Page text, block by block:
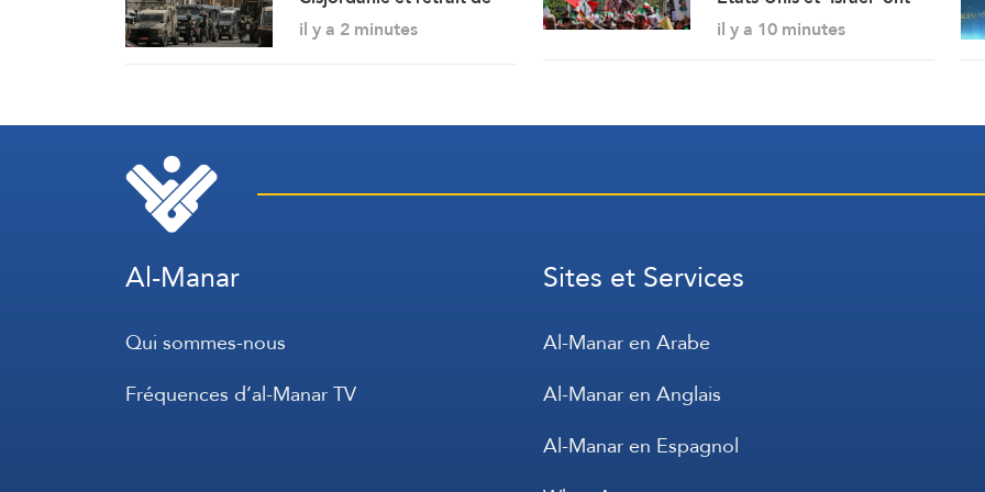
l’occupation de Qalandiya
il y a 2 minutes
perdu, l’Iran triomphe
il y a 10 minutes
Al-Manar
Qui sommes-nous
Fréquences d’al-Manar TV
Sites et Services
Al-Manar en Arabe
Al-Manar en Anglais
Al-Manar en Espagnol